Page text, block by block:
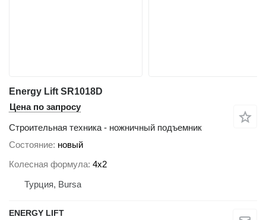
Energy Lift SR1018D
Цена по запросу
Строительная техника - ножничный подъемник
Состояние новый
Колесная формула 4x2
Турция, Bursa
ENERGY LIFT